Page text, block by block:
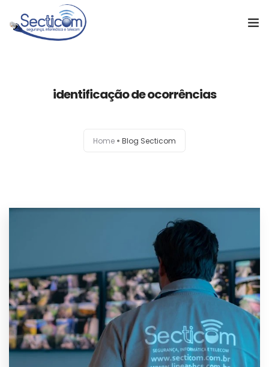
Soluçõesidentificação de ocorrências
Home Blog Secticom